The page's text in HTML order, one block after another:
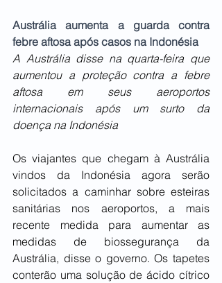
Austrália aumenta a guarda contra
febre aftosa após casos na Indonésia
A Austrália disse na quarta-feira que
aumentou a proteção contra a febre
aftosa em seus aeroportos
internacionais após um surto da
doença na Indonésia
Os viajantes que chegam à Austrália
vindos da Indonésia agora serão
solicitados a caminhar sobre esteiras
sanitárias nos aeroportos, a mais
recente medida para aumentar as
medidas de biossegurança da
Austrália, disse o governo. Os tapetes
conterão uma solução de ácido cítrico